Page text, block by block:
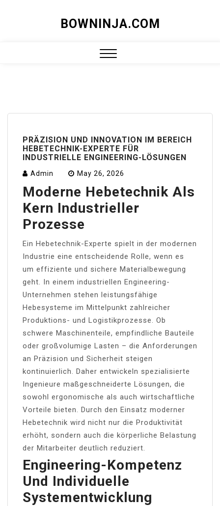
BOWNINJA.COM
PRÄZISION UND INNOVATION IM BEREICH
HEBETECHNIK-EXPERTE FÜR
INDUSTRIELLE ENGINEERING-LÖSUNGEN
Admin May 26, 2026
Moderne Hebetechnik Als
Kern Industrieller
Prozesse
Ein Hebetechnik-Experte spielt in der modernen
Industrie eine entscheidende Rolle, wenn es
um effiziente und sichere Materialbewegung
geht. In einem industriellen Engineering-
Unternehmen stehen leistungsfähige
Hebesysteme im Mittelpunkt zahlreicher
Produktions- und Logistikprozesse. Ob
schwere Maschinenteile, empfindliche Bauteile
oder großvolumige Lasten – die Anforderungen
an Präzision und Sicherheit steigen
kontinuierlich. Daher entwickeln spezialisierte
Ingenieure maßgeschneiderte Lösungen, die
sowohl ergonomische als auch wirtschaftliche
Vorteile bieten. Durch den Einsatz moderner
Hebetechnik wird nicht nur die Produktivität
erhöht, sondern auch die körperliche Belastung
der Mitarbeiter deutlich reduziert.
Engineering-Kompetenz
Und Individuelle
Systementwicklung